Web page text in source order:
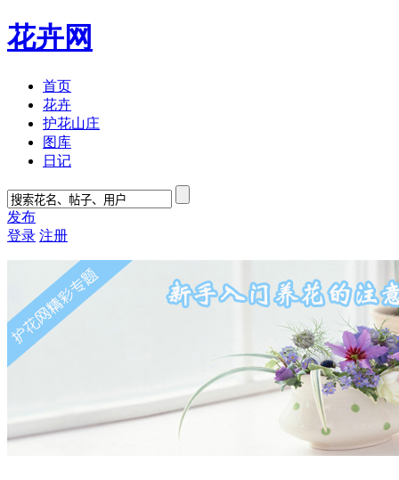
花卉网
首页
花卉
护花山庄
图库
日记
发布
登录 注册